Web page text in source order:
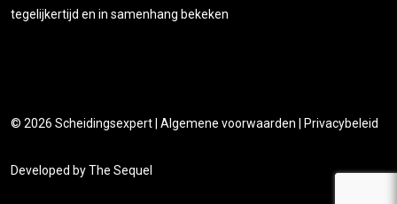
tegelijkertijd en in samenhang bekeken
© 2026 Scheidingsexpert Algemene voorwaarden Privacybeleid
Developed byThe Sequel